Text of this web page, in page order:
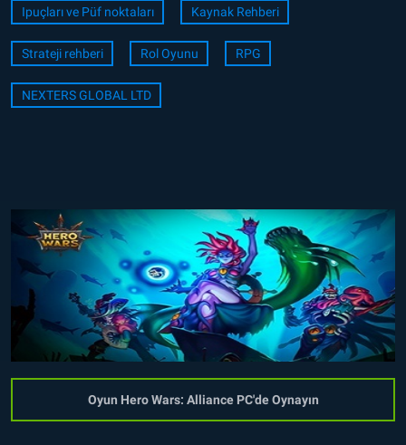
Ipuçları ve Püf noktaları Kaynak Rehberi
Strateji rehberi Rol Oyunu RPG
NEXTERS GLOBAL LTD
Oyun Hero Wars: Alliance PC'de Oynayın